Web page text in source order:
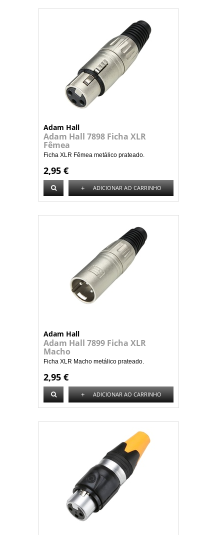
Adam Hall
Adam Hall 7898 Ficha XLR
Fêmea
Ficha XLR Fêmea metálico prateado.
2,95 €
+ ADICIONAR AO CARRINHO
Adam Hall
Adam Hall 7899 Ficha XLR
Macho
Ficha XLR Macho metálico prateado.
2,95 €
+ ADICIONAR AO CARRINHO